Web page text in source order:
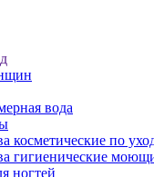
вода
косметические по
гигиенические
ногтей